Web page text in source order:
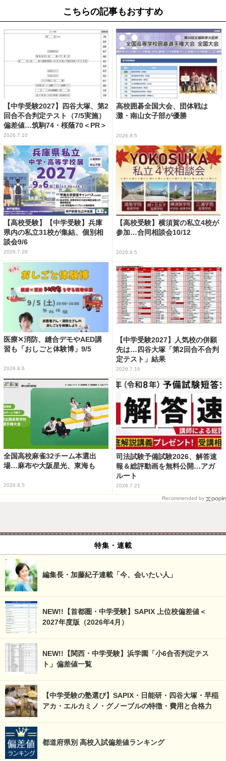
こちらの記事もおすすめ
【中学受験2027】四谷大塚、第2
回合不合判定テスト（7/5実施）
偏差値…筑駒74・桜蔭70＜PR＞
2026.7.10
高校囲碁全国大会、団体戦は
灘・南山女子部が優勝
2026.8.5
【高校受験】【中学受験】兵庫
県内の私立31校が集結、個別相
談会9/6
2026.7.28
【高校受験】横須賀の私立4校が
参加…合同相談会10/12
2026.8.5
医療✕消防、縫合デモやAED講
習も「おしごと体験博」9/5
2026.8.6
【中学受験2027】人気校の併願
先は…四谷大塚「第2回合不合判
定テスト」結果
2026.7.16
全国高校麻雀32チーム本選出
場…麻布や大阪星光、東海も
2026.8.5
司法試験予備試験2026、解答速
報＆総評動画を無料公開…アガ
ルート
2026.7.21
Recommended by
特集・連載
編集長・加藤紀子連載「今、会いたい人」
NEW!!【首都圏・中学受験】SAPIX 上位校偏差値＜
2027年度版（2026年4月）
NEW!!【関西・中学受験】浜学園「小6合否判定テス
ト」偏差値一覧
【中学受験の塾選び】SAPIX・日能研・四谷大塚・早稲
アカ・エルカミノ・グノーブルの特徴・費用と合格力
都道府県別 高校入試偏差値ランキング